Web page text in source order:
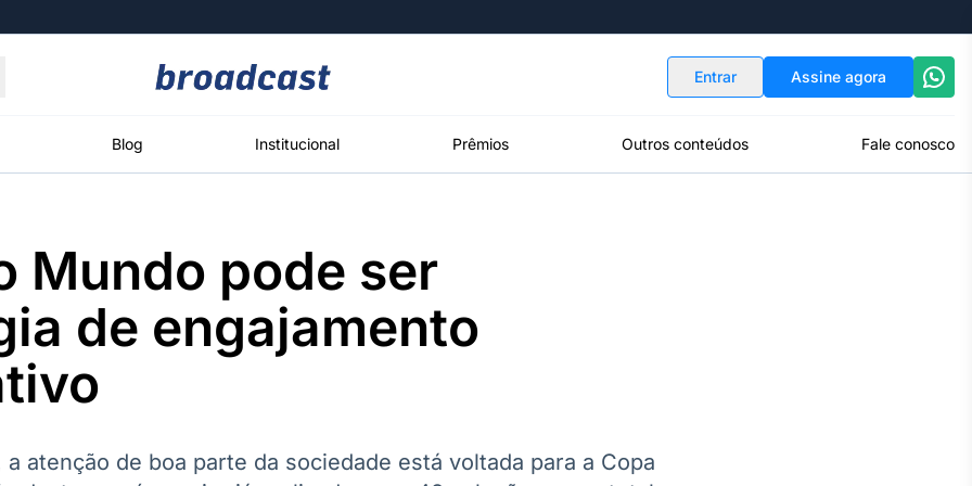
Entrar Assine agora
Blog Institucional Prêmios Outros conteúdos Fale conosco
Político
Os bastidores da
política em
tempo real
Energia
O setor de
White Label
Plataforma para
Broadcast
Broadcast
Broadcast
Broadcast
Mundo pode ser
de engajamento
a atenção de boa parte da sociedade está voltada para a Copa